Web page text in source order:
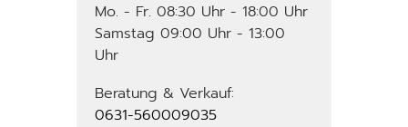
Mo. - Fr. 08:30 Uhr - 18:00 Uhr
Samstag 09:00 Uhr - 13:00
Uhr
Beratung & Verkauf:
0631-560009035